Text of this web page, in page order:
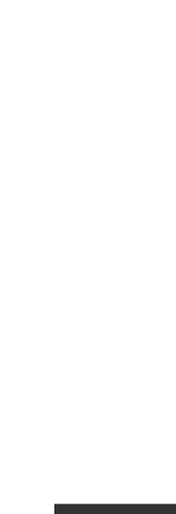
16896